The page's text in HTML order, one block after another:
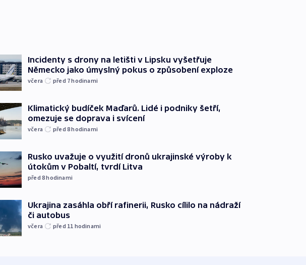
Incidenty s drony na letišti v Lipsku vyšetřuje
Německo jako úmyslný pokus o způsobení exploze
včera před 7hodinami
Klimatický budíček Maďarů. Lidé i podniky šetří,
omezuje se doprava i svícení
včera před 8hodinami
Rusko uvažuje o využití dronů ukrajinské výroby k
útokům v Pobaltí, tvrdí Litva
před 8hodinami
Ukrajina zasáhla obří rafinerii, Rusko cílilo na nádraží
či autobus
včera před 11 hodinami